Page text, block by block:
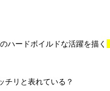
ハードボイルドな活躍を描く
チリと表れている？